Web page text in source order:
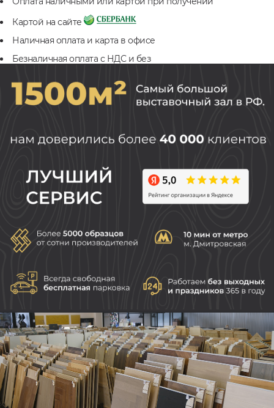
Картой на сайте
Наличная оплата и карта в офисе
Безналичная оплата с НДС и без